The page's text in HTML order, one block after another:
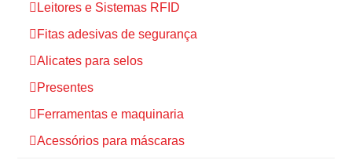
Leitores e Sistemas RFID
Fitas adesivas de segurança
Alicates para selos
Presentes
Ferramentas e maquinaria
Acessórios para máscaras